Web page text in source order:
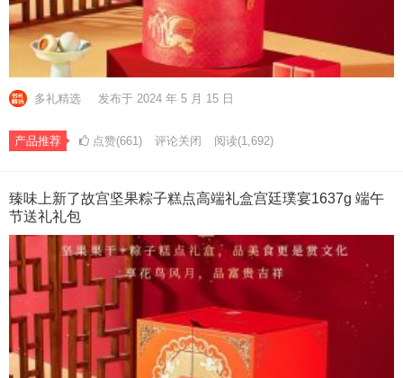
多礼精选 发布于 2024 年 5 月 15 日
产品推荐 点赞(661) 评论关闭 阅读(1,692)
臻味上新了故宫坚果粽子糕点高端礼盒宫廷璞宴1637g 端午
节送礼礼包